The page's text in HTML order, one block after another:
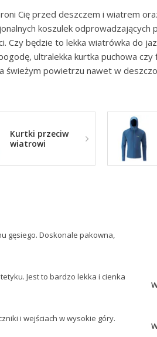
Cię przed deszczem i wiatrem
koszulek odprowadzających
Czy będzie to lekka wiatrówka do
ultralekka kurtka puchowa czy
świeżym powietrzu nawet w
Kurtki przeciw
wiatrowi
gęsiego. Doskonale pakowna,
Jest to bardzo lekka i cienka
i wejściach w wysokie góry.